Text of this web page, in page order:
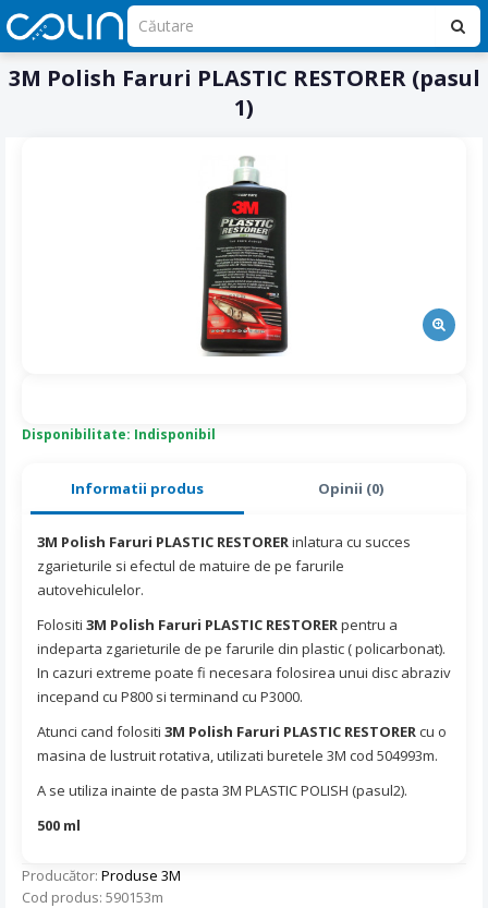
3M Polish Faruri PLASTIC RESTORER (pasul
1)
Informatii produs Opinii (0)
3M Polish Faruri PLASTIC RESTORERinlatura cu succes
zgarieturile si efectul de matuire de pe farurile
autovehiculelor.
Folositi 3M Polish Faruri PLASTIC RESTORERpentru a
indeparta zgarieturile de pe farurile din plastic ( policarbonat).
In cazuri extreme poate fi necesara folosirea unui disc abraziv
incepand cu P800 si terminand cu P3000.
Atunci cand folositi 3M Polish Faruri PLASTIC RESTORERcu o
masina de lustruit rotativa, utilizati buretele 3M cod 504993m.
A se utiliza inainte de pasta 3M PLASTIC POLISH (pasul2).
500 ml
Producător: Produse 3M
Cod produs: 590153m
Disponibilitate: Indisponibil